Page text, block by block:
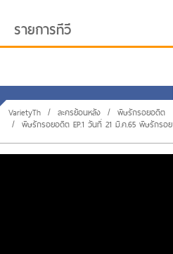
รายการทีวี
VarietyTh / ละครย้อนหลัง / พิษรักรอยอดีต
/ พิษรักรอยอดีต EP.1 วันที่ 21 มี.ค.65 พิษรักรอย